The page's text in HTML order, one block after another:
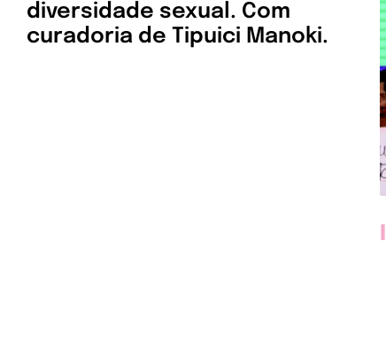
diversidade sexual. Com
curadoria de Tipuici Manoki.